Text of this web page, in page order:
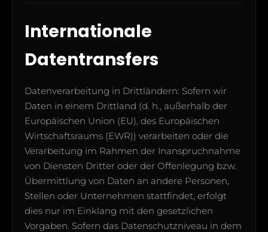
Internationale
Datentransfers
Datenverarbeitung in Drittländern: Sofern wir
Daten in einem Drittland (d. h., außerhalb der
Europäischen Union (EU), des Europäischen
Wirtschaftsraums (EWR)) verarbeiten oder die
Verarbeitung im Rahmen der Inanspruchnahme
von Diensten Dritter oder der Offenlegung bzw.
Übermittlung von Daten an andere Personen,
Stellen oder Unternehmen stattfindet, erfolgt
dies nur im Einklang mit den gesetzlichen
Vorgaben. Sofern das Datenschutzniveau in dem